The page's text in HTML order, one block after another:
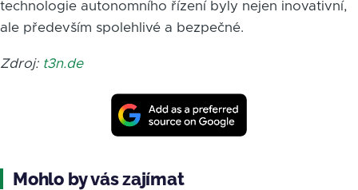
technologie autonomního řízení byly nejen inovativní,
ale především spolehlivé a bezpečné.
Zdroj: t3n.de
Mohlo by vás zajímat